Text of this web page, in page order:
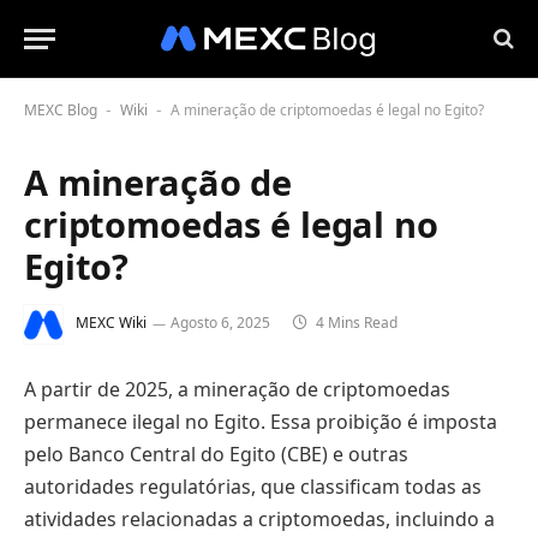
MEXC Blog - Wiki - A mineração de criptomoedas é legal no Egito?
A mineração de
criptomoedas é legal no
Egito?
MEXC Wiki Agosto 6, 2025 4 Mins Read
A partir de 2025, a mineração de criptomoedas
permanece ilegal no Egito. Essa proibição é imposta
pelo Banco Central do Egito (CBE) e outras
autoridades regulatórias, que classificam todas as
atividades relacionadas a criptomoedas, incluindo a